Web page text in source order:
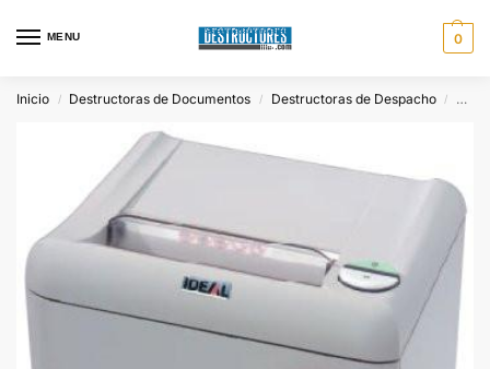
MENU 0
Inicio / Destructoras de Documentos / Destructoras de Despacho /